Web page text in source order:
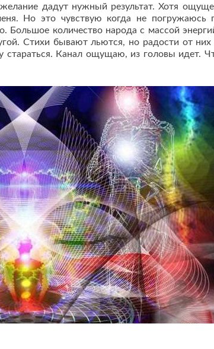
дадут нужный результат. Хотя
Но это чувствую когда не погружаюсь
количество народа с массой
Стихи бывают льются, но радости от
стараться. Канал ощущаю, из головы идет.